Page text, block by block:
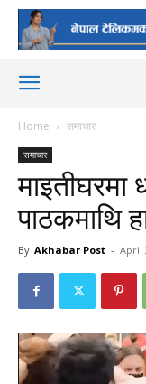
Home समाचार
समाचार
माइतीघरमा
पाठकमाथि
By Akhabar Post - April